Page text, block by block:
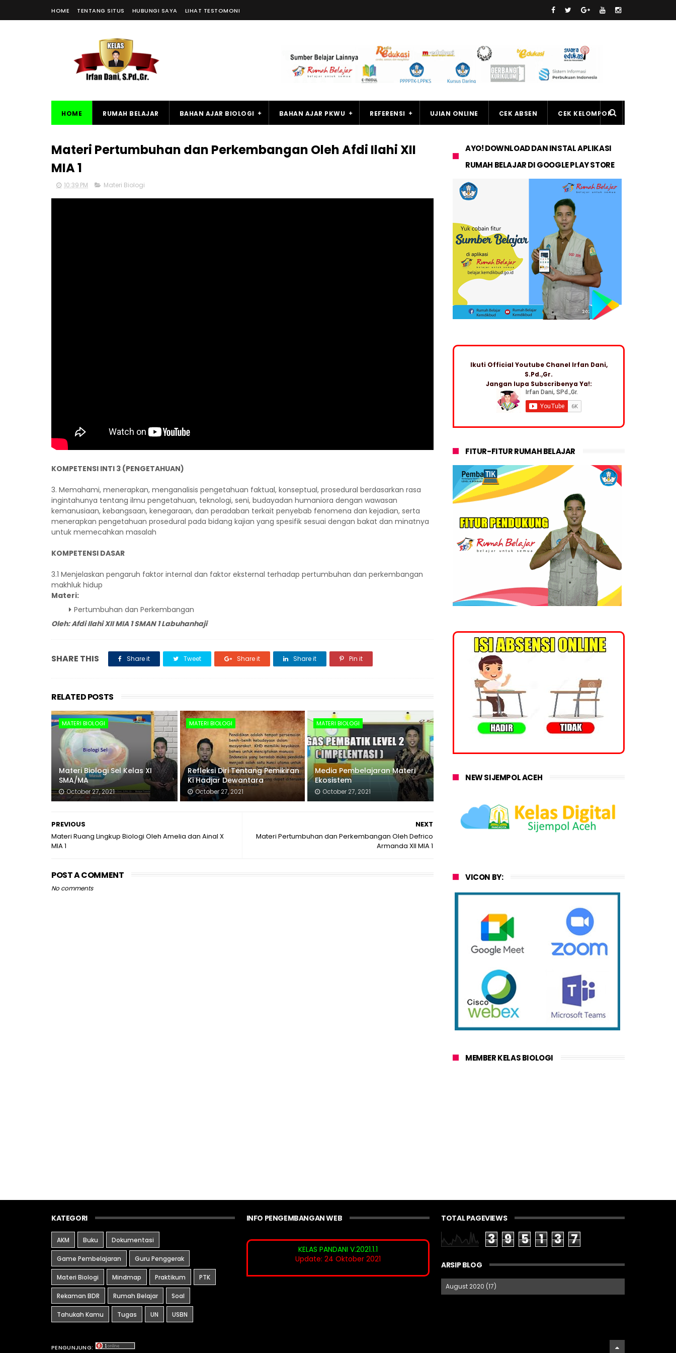
HOME TENTANG SITUS HUBUNGI SAYA LIHAT TESTOMONI
HOME RUMAH BELAJAR BAHAN AJAR BIOLOGI BAHAN AJAR PKWU REFERENSI UJIAN ONLINE CEK ABSEN CEK KELOMPOK
Materi Pertumbuhan dan Perkembangan Oleh Afdi Ilahi XII
MIA 1
10:39 PM Materi Biologi
KOMPETENSI INTI 3 (PENGETAHUAN)
3. Memahami, menerapkan, menganalisis pengetahuan faktual, konseptual, prosedural berdasarkan rasa
ingintahunya tentang ilmu pengetahuan, teknologi, seni, budayadan humaniora dengan wawasan
kemanusiaan, kebangsaan, kenegaraan, dan peradaban terkait penyebab fenomena dan kejadian, serta
menerapkan pengetahuan prosedural pada bidang kajian yang spesifik sesuai dengan bakat dan minatnya
untuk memecahkan masalah
KOMPETENSI DASAR
3.1 Menjelaskan pengaruh faktor internal dan faktor eksternal terhadap pertumbuhan dan perkembangan
makhluk hidup
Materi:
Pertumbuhan dan Perkembangan
Oleh: Afdi Ilahi XII MIA 1 SMAN 1 Labuhanhaji
SHARE THIS Share it Tweet Share it Share it Pin it
RELATED POSTS
MATERI BIOLOGI
Materi Biologi Sel Kelas XI
SMA/MA
October 27, 2021
MATERI BIOLOGI
Refleksi Diri Tentang Pemikiran
Ki Hadjar Dewantara
October 27, 2021
MATERI BIOLOGI
Media Pembelajaran Materi
Ekosistem
October 27, 2021
NEXT
Materi Pertumbuhan dan Perkembangan Oleh Defrico
Armanda XII MIA 1
PREVIOUS
Materi Ruang Lingkup Biologi Oleh Amelia dan Ainal X
MIA 1
POST A COMMENT
No comments
AYO! DOWNLOAD DAN INSTAL APLIKASI
RUMAH BELAJAR DI GOOGLE PLAY STORE
Ikuti Official Youtube Chanel Irfan Dani,
S.Pd.,Gr.
Jangan lupa Subscribenya Ya!:
FITUR-FITUR RUMAH BELAJAR
NEW SIJEMPOL ACEH
VICON BY:
MEMBER KELAS BIOLOGI
KATEGORI
AKM Buku Dokumentasi
Game Pembelajaran Guru Penggerak
Materi Biologi Mindmap Praktikum PTK
Rekaman BDR Rumah Belajar Soal
Tahukah Kamu Tugas UN USBN
INFO PENGEMBANGAN WEB
KELAS PANDANI V.2021.1.1
Update: 24 Oktober 2021
TOTAL PAGEVIEWS
3 9 5 1 3 7
ARSIP BLOG
PENGUNJUNG: